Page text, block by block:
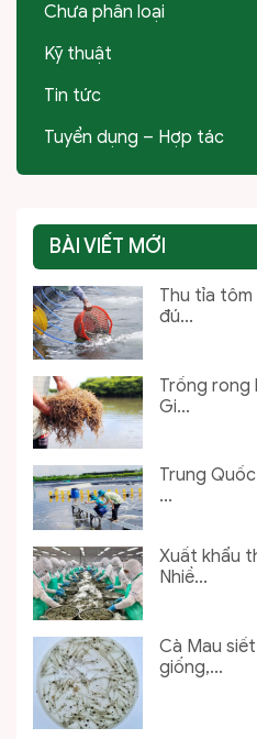
Chưa phân loại
Kỹ thuật
Tin tức
Tuyển dụng – Hợp tác
BÀI VIẾT MỚI
Thu tỉa
đú...
Trồng rong
Gi...
Trung
...
Xuất khẩu
Nhiề...
Cà Mau
giống,...